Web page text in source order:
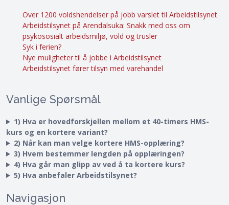
Over 1200 voldshendelser på jobb varslet til Arbeidstilsynet
Arbeidstilsynet på Arendalsuka: Snakk med oss om
psykososialt arbeidsmiljø, vold og trusler
Syk i ferien?
Nye muligheter til å jobbe i Arbeidstilsynet
Arbeidstilsynet fører tilsyn med varehandel
Vanlige Spørsmål
1) Hva er hovedforskjellen mellom et 40-timers HMS-
kurs og en kortere variant?
2) Når kan man velge kortere HMS-opplæring?
3) Hvem bestemmer lengden på opplæringen?
4) Hva går man glipp av ved å ta kortere kurs?
5) Hva anbefaler Arbeidstilsynet?
Navigasjon